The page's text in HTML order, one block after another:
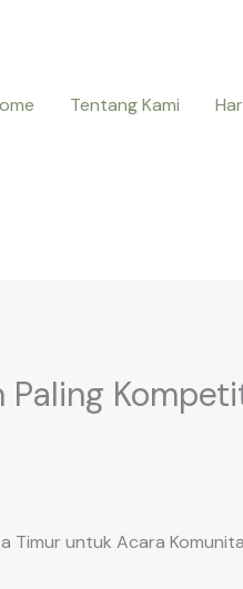
Tentang Kami
Paling
Timur untuk Acara